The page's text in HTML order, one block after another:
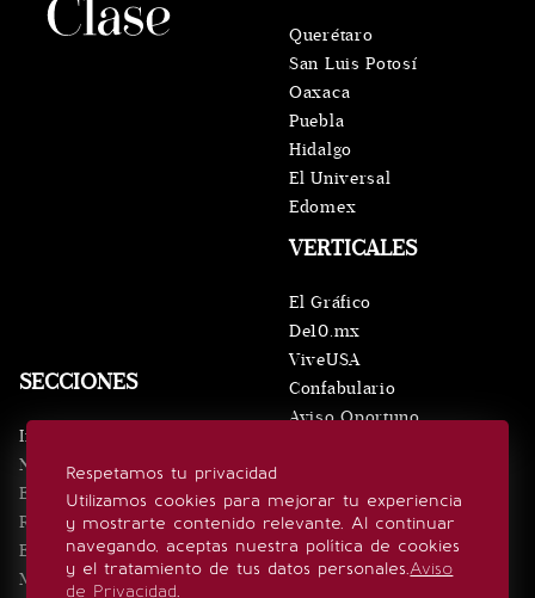
Respetamos tu privacidad
Utilizamos cookies para mejorar tu experiencia
y mostrarte contenido relevante. Al continuar
navegando, aceptas nuestra política de cookies
y el tratamiento de tus datos personales.Aviso
de Privacidad.
SECCIONES
Inicio
Noticias
Eventos
Realeza
Estilo de vida
Minuto x Minuto
VERTICALES
El Gráfico
De10.mx
ViveUSA
Confabulario
Aviso Oportuno
Querétaro
San Luis Potosí
Oaxaca
Puebla
Hidalgo
El Universal
Edomex
SÍGUENOS